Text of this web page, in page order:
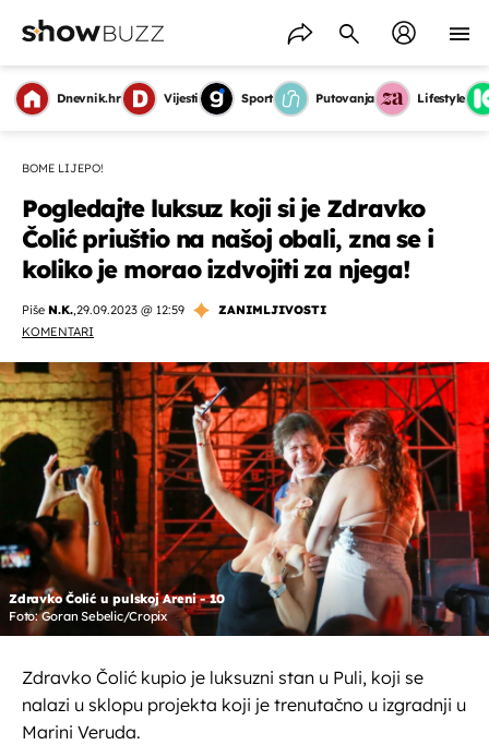
Dnevnik.hr Vijesti Sport Putovanja Lifestyle
BOME LIJEPO!
Pogledajte luksuz koji si je Zdravko
Čolić priuštio na našoj obali, zna se i
koliko je morao izdvojiti za njega!
Piše N.K.,29.09.2023 @ 12:59
ZANIMLJIVOSTI
KOMENTARI
Zdravko Čolić u pulskoj Areni - 10
Foto: Goran Sebelic/Cropix
Zdravko Čolić kupio je luksuzni stan u Puli, koji se
nalazi u sklopu projekta koji je trenutačno u izgradnji u
Marini Veruda.
OMOGUĆI OBAVIJESTI